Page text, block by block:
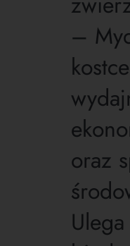
–
oraz
Ulega